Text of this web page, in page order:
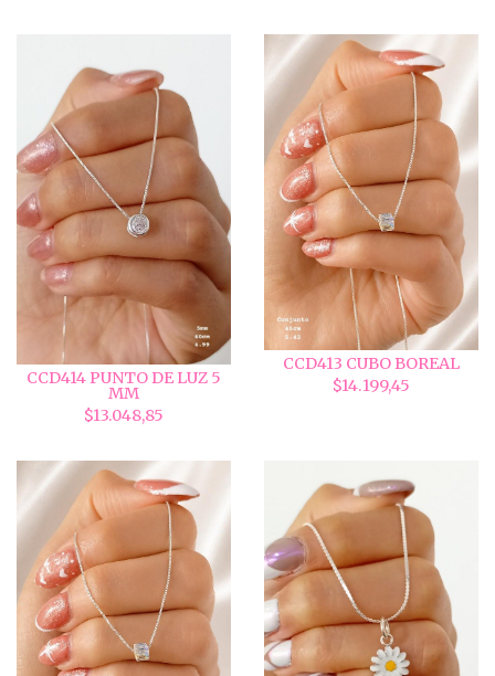
CCD414 PUNTO DE LUZ 5
MM
$13.048,85
CCD413 CUBO BOREAL
$14.199,45